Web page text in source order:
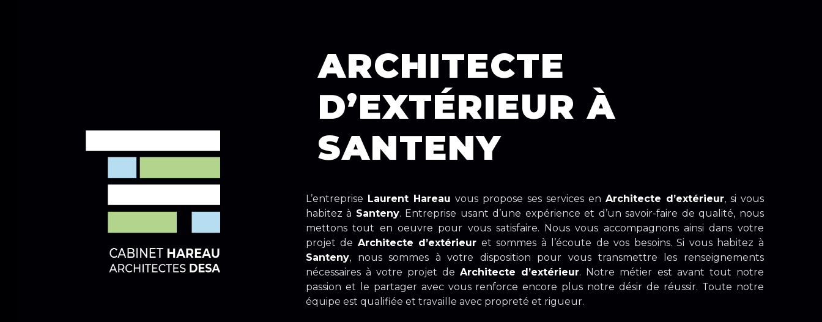
ARCHITECTE
D’EXTÉRIEUR À
SANTENY
L’entreprise Laurent Hareau vous propose ses services en Architecte d’extérieur, si vous
habitez à Santeny. Entreprise usant d’une expérience et d’un savoir-faire de qualité, nous
mettons tout en oeuvre pour vous satisfaire. Nous vous accompagnons ainsi dans votre
projet de Architecte d’extérieur et sommes à l’écoute de vos besoins. Si vous habitez à
Santeny, nous sommes à votre disposition pour vous transmettre les renseignements
nécessaires à votre projet deArchitecte d’extérieur. Notre métier est avant tout notre
passion et le partager avec vous renforce encore plus notre désir de réussir. Toute notre
équipe est qualifiée et travaille avec propreté et rigueur.